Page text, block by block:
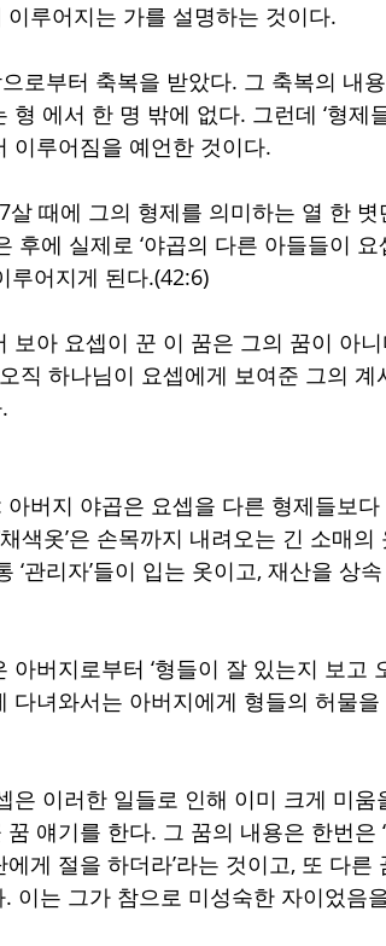
이루어지는 가를 설명하는 것이다.
로부터 축복을 받았다. 그 축복의 내
형 에서 한 명 밖에 없다. 그런데 ‘형제
이루어짐을 예언한 것이다.
살 때에 그의 형제를 의미하는 열 한
후에 실제로 ‘야곱의 다른 아들들이
루어지게 된다.(42:6)
보아 요셉이 꾼 이 꿈은 그의 꿈이 아
직 하나님이 요셉에게 보여준 그의
아버지 야곱은 요셉을 다른 형제들보
채색옷’은 손목까지 내려오는 긴 소매
‘관리자’들이 입는 옷이고, 재산을 상
아버지로부터 ‘형들이 잘 있는지 보고
다녀와서는 아버지에게 형들의 허물
은 이러한 일들로 인해 이미 크게 미
얘기를 한다. 그 꿈의 내용은 한번은
게 절을 하더라’라는 것이고, 또 다른
. 이는 그가 참으로 미성숙한 자이었음